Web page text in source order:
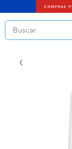
COMPRAS